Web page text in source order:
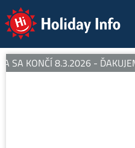
Holiday Info
SA KONČÍ 8.3.2026 -